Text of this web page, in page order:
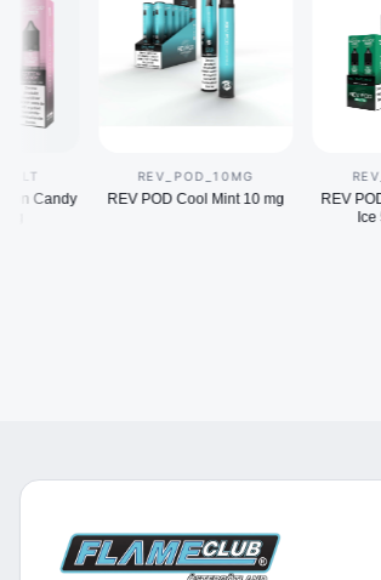
Candy
REV_POD_10MG
REV POD Cool Mint 10 mg
REV POD
Ice 50/